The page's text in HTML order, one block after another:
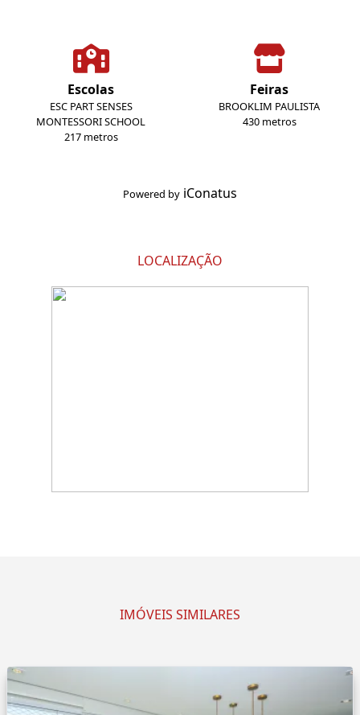
Escolas
ESC PART SENSES
MONTESSORI SCHOOL
217 metros
Feiras
BROOKLIM PAULISTA
430 metros
Powered by iConatus
LOCALIZAÇÃO
IMÓVEIS SIMILARES